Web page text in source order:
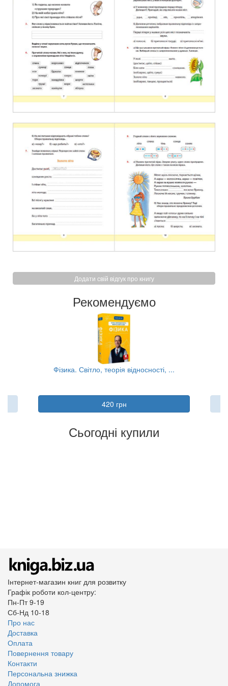
Додати свій відгук про книгу
Рекомендуємо
Фізика. Світло, теорія відносності, ...
420 грн
Сьогодні купили
Інтернет-магазин книг для розвитку
Графік роботи кол-центру:
Пн-Пт 9-19
Сб-Нд 10-18
Про нас
Доставка
Оплата
Повернення товару
Контакти
Персональна знижка
Допомога